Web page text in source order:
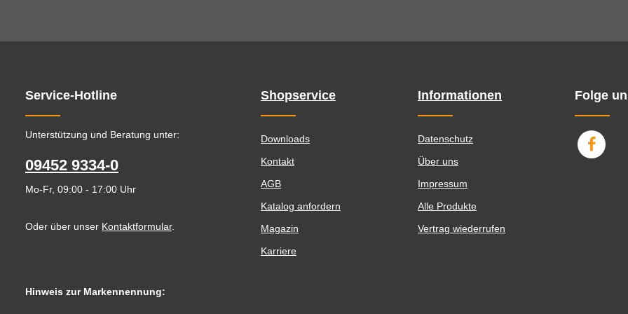
Service-Hotline
Unterstützung und Beratung unter:
09452 9334-0
Mo-Fr, 09:00 - 17:00 Uhr
Oder über unser Kontaktformular.
Shopservice
Downloads
Kontakt
AGB
Katalog anfordern
Magazin
Karriere
Informationen
Datenschutz
Über uns
Impressum
Alle Produkte
Vertrag wiederrufen
Folge
Hinweis zur Markennennung: